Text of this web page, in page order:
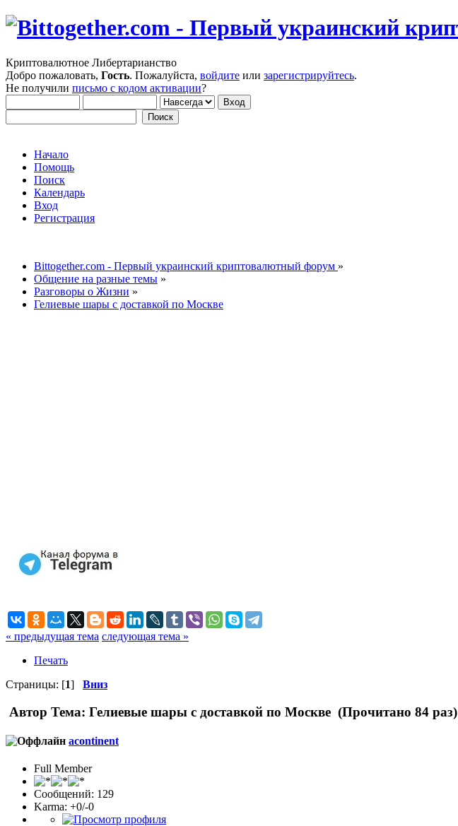
Криптовалютное Либертарианство
Добро пожаловать, Гость. Пожалуйста, войдите или зарегистрируйтесь.
Не получили письмо с кодом активации?
Начало
Помощь
Поиск
Календарь
Вход
Регистрация
Bittogether.com - Первый украинский криптовалютный форум »
Общение на разные темы »
Разговоры о Жизни »
Гелиевые шары с доставкой по Москве
« предыдущая тема следующая тема »
Печать
Страницы: [1] Вниз
Автор Тема: Гелиевые шары с доставкой по Москве (Прочитано 84 раз)
acontinent
Full Member
Сообщений: 129
Karma: +0/-0